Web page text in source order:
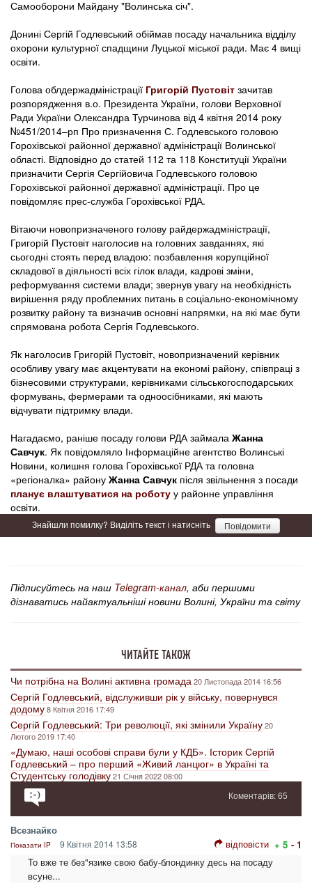
Самооборони Майдану "Волинська січ".
Донині Сергій Годлевський обіймав посаду начальника відділу
охорони культурної спадщини Луцької міської ради. Має 4 вищі
освіти.
Голова облдержадміністрації Григорій Пустовіт зачитав
розпорядження в.о. Президента України, голови Верховної
Ради України Олександра Турчинова від 4 квітня 2014 року
№451/2014–рп Про призначення С. Годлевського головою
Горохівської районної державної адміністрації Волинської
області. Відповідно до статей 112 та 118 Конституції України
призначити Сергія Сергійовича Годлевського головою
Горохівської районної державної адміністрації. Про це
повідомляє прес-служба Горохівської РДА.
Вітаючи новопризначеного голову райдержадміністрації,
Григорій Пустовіт наголосив на головних завданнях, які
сьогодні стоять перед владою: позбавлення корупційної
складової в діяльності всіх гілок влади, кадрові зміни,
реформування системи влади; звернув увагу на необхідність
вирішення ряду проблемних питань в соціально-економічному
розвитку району та визначив основні напрямки, на які має бути
спрямована робота Сергія Годлевського.
Як наголосив Григорій Пустовіт, новопризначений керівник
особливу увагу має акцентувати на економі району, співпраці з
бізнесовими структурами, керівниками сільськогосподарських
формувань, фермерами та одноосібниками, які мають
відчувати підтримку влади.
Нагадаємо, раніше посаду голови РДА займала Жанна
Савчук. Як повідомляло Інформаційне агентство Волинські
Новини, колишня голова Горохівської РДА та головна
«регіоналка» району Жанна Савчук після звільнення з посади
планує влаштуватися на роботу у районне управління
освіти.
Знайшли помилку? Виділіть текст і натисніть Повідомити
Підписуйтесь на наш Telegram-канал, аби першими
дізнаватись найактуальніші новини Волині, України та світу
ЧИТАЙТЕ ТАКОЖ
Чи потрібна на Волині активна громада20 Листопада 2014 16:56
Сергій Годлевський, відслуживши рік у війську, повернувся
додому8 Квітня 2016 17:49
Сергій Годлевський: Три революції, які змінили Україну20
Лютого 2019 17:40
«Думаю, наші особові справи були у КДБ». Історик Сергій
Годлевський – про перший «Живий ланцюг» в Україні та
Студентську голодівку21 Січня 2022 08:00
Коментарів: 65
Всезнайко
Показати IP 9 Квітня 2014 13:58 відповісти + 5 - 1
То вже те без"язике свою бабу-блондинку десь на посаду
всуне...